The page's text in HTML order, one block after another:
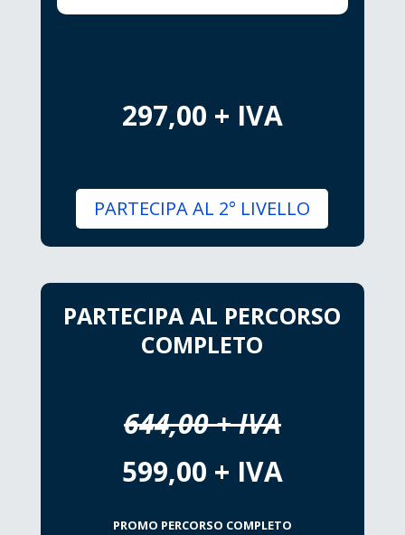
297,00 + IVA
PARTECIPA AL 2° LIVELLO
PARTECIPA AL PERCORSO
COMPLETO
644,00 + IVA
599,00 + IVA
PROMO PERCORSO COMPLETO